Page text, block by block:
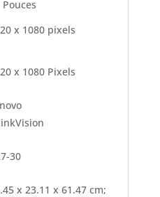
Pouces
x 1080 pixels
x 1080 Pixels
30
x 23.11 x 61.47 cm;